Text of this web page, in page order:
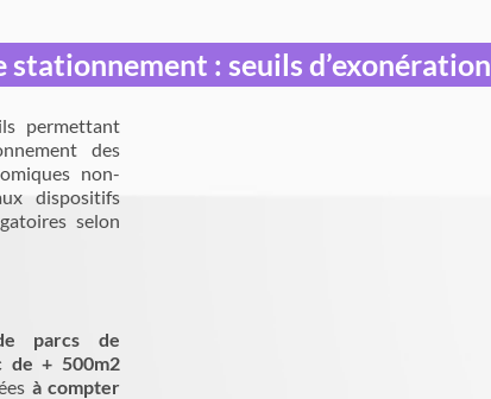
stationnement : seuils d’exonération
permettant
des
non-
dispositifs
selon
parcs de
de + 500m2
à compter